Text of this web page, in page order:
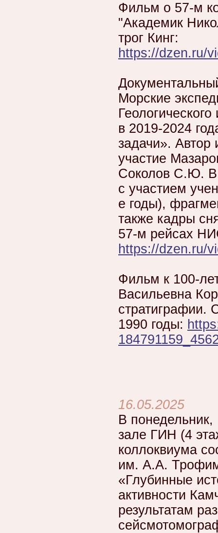
Фильм о 57-м
"Академик
трог Кинг:
https://dzen.ru/
Морские
в 2019-2024
задачи».
участие
Соколов С.Ю. В
с участием
е годы),
также кадры
57-м рейсах
https://dzen.ru/
Фильм к 100-
Васильевна
стратиграфии.
1990 годы:
16.05.2025
В
зале ГИН (4
коллоквиума
им. А.А.
«Глубинные
активности
результатам